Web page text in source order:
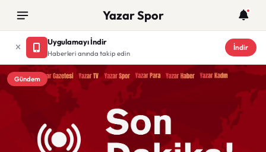
Yazar Spor
Uygulamayı İndir
Haberleri anında takip edin
İndir
Gündem